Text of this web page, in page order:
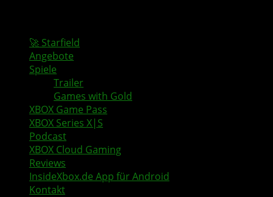
🚀 Starfield
Angebote
Spiele
Trailer
Games with Gold
XBOX Game Pass
XBOX Series X|S
Podcast
XBOX Cloud Gaming
Reviews
InsideXbox.de App für Android
Kontakt